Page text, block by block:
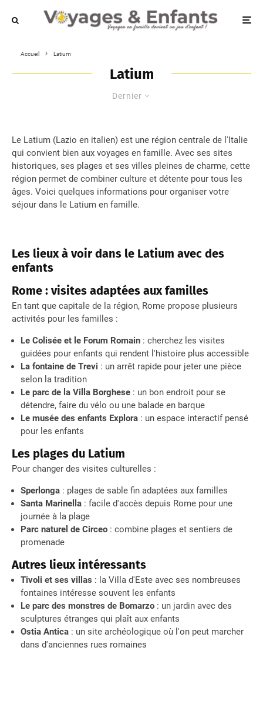
Accueil Latium
Latium
Dernier
Le Latium (Lazio en italien) est une région centrale de l'Italie
qui convient bien aux voyages en famille. Avec ses sites
historiques, ses plages et ses villes pleines de charme, cette
région permet de combiner culture et détente pour tous les
âges. Voici quelques informations pour organiser votre
séjour dans le Latium en famille.
Les lieux à voir dans le Latium avec des
enfants
Rome : visites adaptées aux familles
En tant que capitale de la région, Rome propose plusieurs
activités pour les familles :
Le Colisée et le Forum Romain : cherchez les visites
guidées pour enfants qui rendent l'histoire plus accessible
La fontaine de Trevi : un arrêt rapide pour jeter une pièce
selon la tradition
Le parc de la Villa Borghese : un bon endroit pour se
détendre, faire du vélo ou une balade en barque
Le musée des enfants Explora : un espace interactif pensé
pour les enfants
Les plages du Latium
Pour changer des visites culturelles :
Sperlonga : plages de sable fin adaptées aux familles
Santa Marinella : facile d'accès depuis Rome pour une
journée à la plage
Parc naturel de Circeo : combine plages et sentiers de
promenade
Autres lieux intéressants
Tivoli et ses villas : la Villa d'Este avec ses nombreuses
fontaines intéresse souvent les enfants
Le parc des monstres de Bomarzo : un jardin avec des
sculptures étranges qui plaît aux enfants
Ostia Antica : un site archéologique où l'on peut marcher
dans d'anciennes rues romaines